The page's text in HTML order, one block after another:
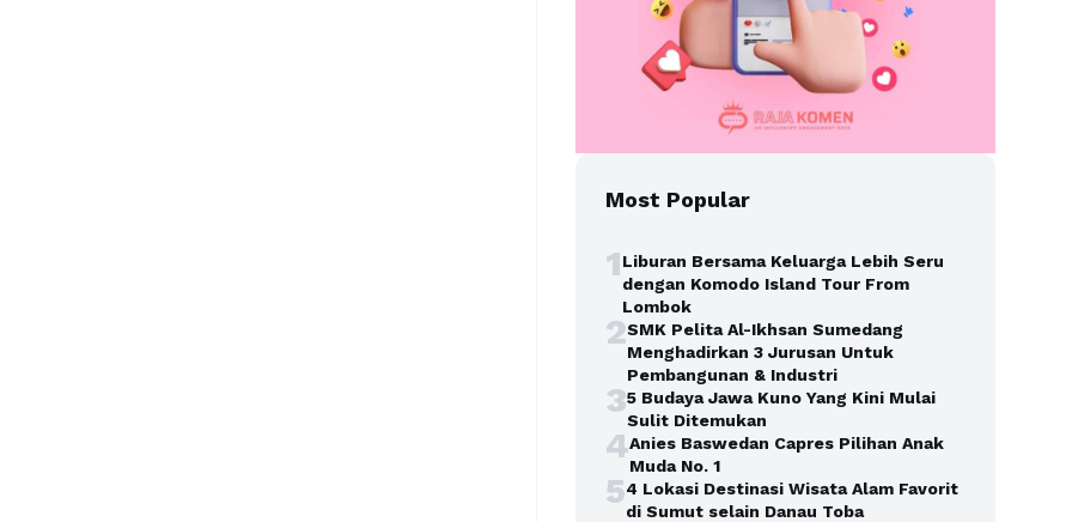
Most Popular
1Liburan Bersama Keluarga Lebih Seru
dengan Komodo Island Tour From
Lombok
2SMK Pelita Al-Ikhsan Sumedang
Menghadirkan 3 Jurusan Untuk
Pembangunan & Industri
35 Budaya Jawa Kuno Yang Kini Mulai
Sulit Ditemukan
4Anies Baswedan Capres Pilihan Anak
Muda No. 1
54 Lokasi Destinasi Wisata Alam Favorit
di Sumut selain Danau Toba